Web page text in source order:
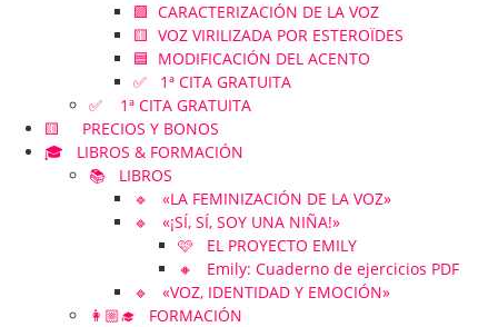
🟪 CARACTERIZACIÓN DE LA VOZ
🟨 VOZ VIRILIZADA POR ESTEROÏDES
🟦 MODIFICACIÓN DEL ACENTO
✅ 1ª CITA GRATUITA
✅ 1ª CITA GRATUITA
🟨 PRECIOS Y BONOS
🎓 LIBROS & FORMACIÓN
📚 LIBROS
🔹 «LA FEMINIZACIÓN DE LA VOZ»
🔹 «¡SÍ, SÍ, SOY UNA NIÑA!»
🩷 EL PROYECTO EMILY
🔸 Emily: Cuaderno de ejercicios PDF
🔹 «VOZ, IDENTIDAD Y EMOCIÓN»
👩🏼‍🎓 FORMACIÓN